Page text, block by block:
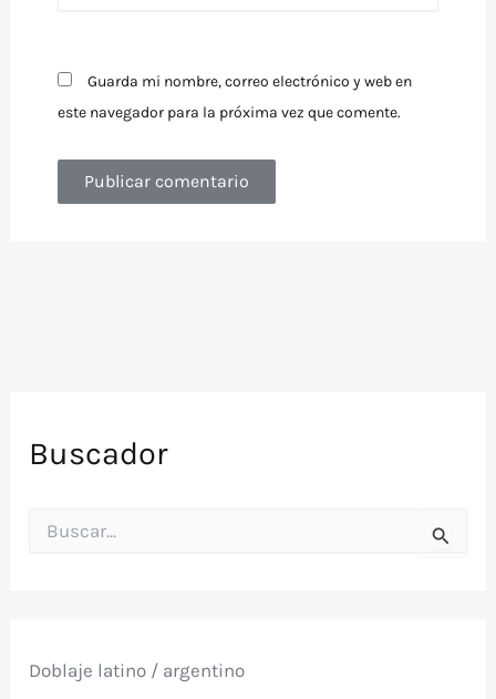
Guarda mi nombre, correo electrónico y web en
este navegador para la próxima vez que comente.
Buscador
o
Doblaje latino / argentino